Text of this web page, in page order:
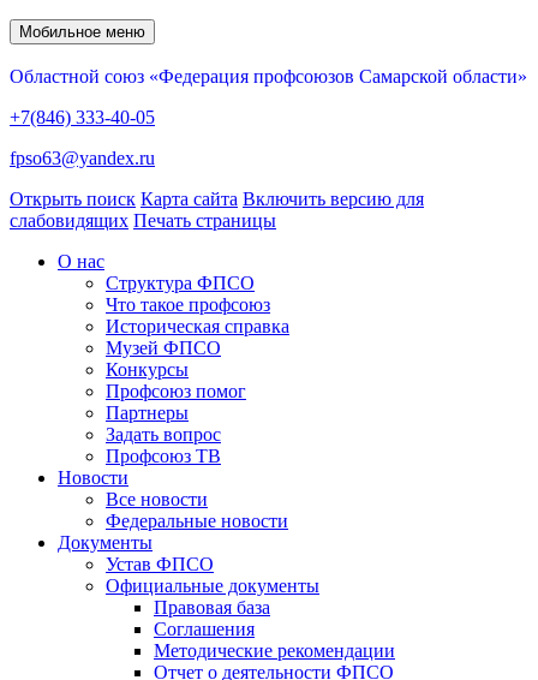
Мобильное меню
Областной союз «Федерация профсоюзов Самарской области»
+7(846) 333-40-05
fpso63@yandex.ru
Открыть поиск Карта сайта Включить версию для
слабовидящих Печать страницы
О нас
Структура ФПСО
Что такое профсоюз
Историческая справка
Музей ФПСО
Конкурсы
Профсоюз помог
Партнеры
Задать вопрос
Профсоюз ТВ
Новости
Все новости
Федеральные новости
Документы
Устав ФПСО
Официальные документы
Правовая база
Соглашения
Методические рекомендации
Отчет о деятельности ФПСО